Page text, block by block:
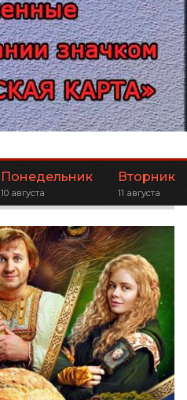
Понедельник
10 августа
Вторник
11 августа